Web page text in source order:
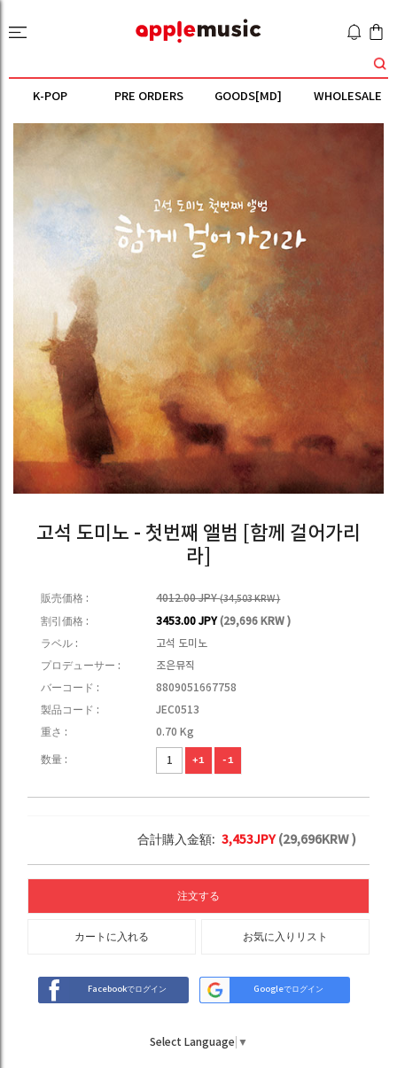
K-POP PRE ORDERS GOODS[MD] WHOLESALE
고석 도미노 - 첫번째 앨범 [함께 걸어가리
라]
販売価格 : 4012.00 JPY(34,503 KRW )
割引価格 : 3453.00 JPY(29,696 KRW )
ラベル :
고석 도미노
プロデューサー :
조은뮤직
バーコード :
8809051667758
製品コード :
JEC0513
重さ :
0.70 Kg
数量 : +1 -1
合計購入金額: 3,453JPY(29,696KRW )
注文する
カートに入れる お気に入りリスト
Facebookでログイン Googleでログイン
Select Language ▼